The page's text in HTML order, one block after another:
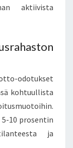
aktiivista
odotukset
kohtuullista
10 prosentin
ja